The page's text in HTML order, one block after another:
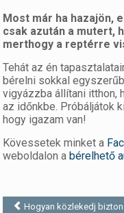
Most már ha hazajön,
csak azután a mutert,
merthogy a reptérre
Tehát az én
bérelni sokkal
vigyázzba állítani itthon,
az időnkbe. Próbáljátok
hogy igazam van!
Kövessetek minket a
weboldalon a bérelhető
Hogyan közlekedj